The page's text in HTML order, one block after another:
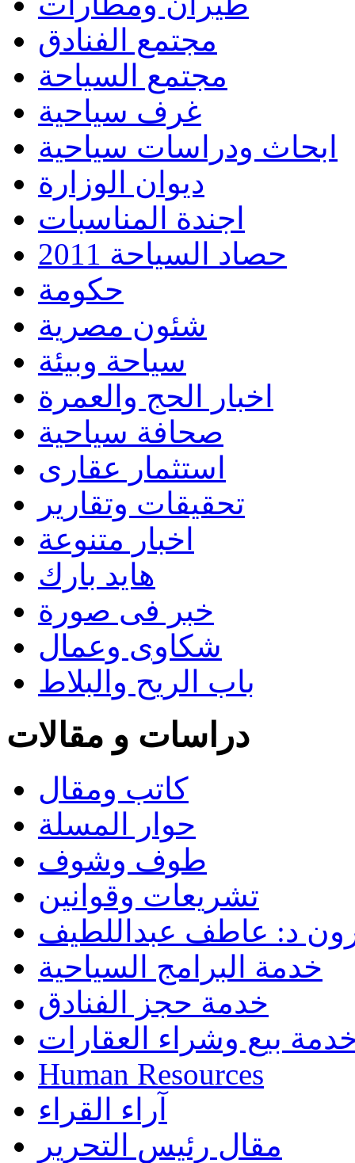
مجتمع الفنادق
مجتمع السياحة
غرف سياحية
ابحاث ودراسات سياحية
ديوان الوزارة
اجندة المناسبات
حصاد السياحة 2011
حكومة
شئون مصرية
سياحة وبيئة
اخبار الحج والعمرة
صحافة سياحية
استثمار عقارى
تحقيقات وتقارير
اخبار متنوعة
هايد بارك
خبر فى صورة
شكاوى وعمال
باب الريح والبلاط
دراسات و مقالات
كاتب ومقال
حوار المسلة
طوف وشوف
تشريعات وقوانين
د: عاطف عبداللطيف
خدمة البرامج السياحية
خدمة حجز الفنادق
بيع وشراء العقارات
Human Resources
آراء القراء
مقال رئيس التحرير